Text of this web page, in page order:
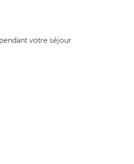
votre séjour